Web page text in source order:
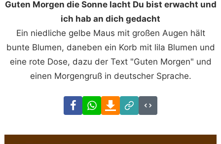
Guten Morgen die Sonne lacht Du bist erwacht und
ich hab an dich gedacht
Ein niedliche gelbe Maus mit großen Augen hält
bunte Blumen, daneben ein Korb mit lila Blumen und
eine rote Dose, dazu der Text "Guten Morgen" und
einen Morgengruß in deutscher Sprache.
FacebookWhatsAppDownload
Link
Code